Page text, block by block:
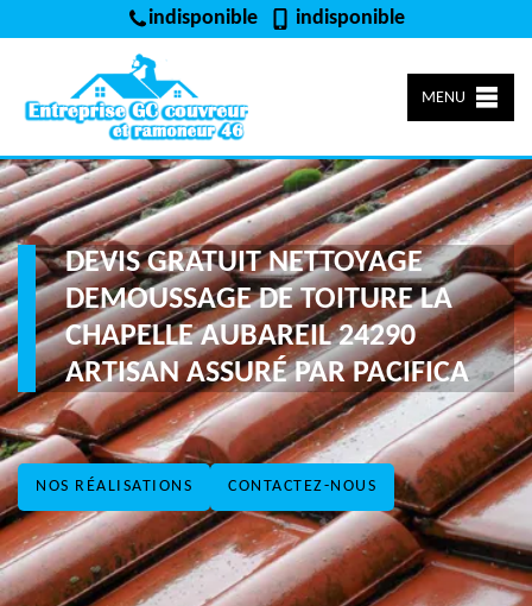
indisponible indisponible
MENU
NOS RÉALISATIONS CONTACTEZ-NOUS
DEVIS GRATUIT NETTOYAGE
DEMOUSSAGE DE TOITURE LA
CHAPELLE AUBAREIL 24290
ARTISAN ASSURÉ PAR PACIFICA